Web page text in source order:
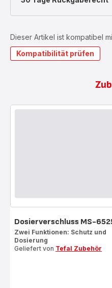
Dieser Artikel ist kompatibel
Kompatibilität prüfen
Dosierverschluss MS-
Zwei Funktionen: Schutz und
Dosierung
Geliefert von Tefal Zubehör